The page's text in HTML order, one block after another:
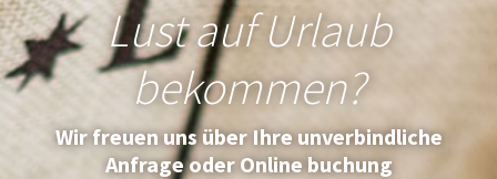
Lust auf Urlaub
bekommen?
Wir freuen uns über Ihre unverbindliche
Anfrage oder Online buchung